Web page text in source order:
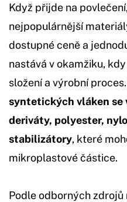
Když přijde na
nejpopulárnější
dostupné ceně a
nastává v okamžiku,
složení a výrobní proces.
syntetických vláken se
deriváty, polyester,
stabilizátory, které
mikroplastové částice.
Podle odborných